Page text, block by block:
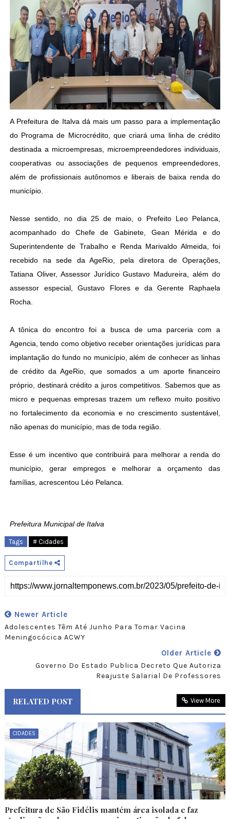
A Prefeitura de Italva dá mais um passo para a implementação
do Programa de Microcrédito, que criará uma linha de crédito
destinada a microempresas, microempreendedores individuais,
cooperativas ou associações de pequenos empreendedores,
além de profissionais autônomos e liberais de baixa renda do
município.
Nesse sentido, no dia 25 de maio, o Prefeito Leo Pelanca,
acompanhado do Chefe de Gabinete, Gean Mérida e do
Superintendente de Trabalho e Renda Marivaldo Almeida, foi
recebido na sede da AgeRio, pela diretora de Operações,
Tatiana Oliver, Assessor Jurídico Gustavo Madureira, além do
assessor especial, Gustavo Flores e da Gerente Raphaela
Rocha.
A tônica do encontro foi a busca de uma parceria com a
Agencia, tendo como objetivo receber orientações jurídicas para
implantação do fundo no município, além de conhecer as linhas
de crédito da AgeRio, que somados a um aporte financeiro
próprio, destinará crédito a juros competitivos. Sabemos que as
micro e pequenas empresas trazem um reflexo muito positivo
no fortalecimento da economia e no crescimento sustentável,
não apenas do município, mas de toda região.
Esse é um incentivo que contribuirá para melhorar a renda do
município, gerar empregos e melhorar a orçamento das
famílias, acrescentou Léo Pelanca.
Prefeitura Municipal de Italva
Tags # Cidades
Compartilhe
Newer Article
Adolescentes Têm Até Junho Para Tomar Vacina
Meningocócica ACWY
Older Article
Governo Do Estado Publica Decreto Que Autoriza
Reajuste Salarial De Professores
RELATED POST View More
CIDADES
Prefeitura de São Fidélis mantém área isolada e faz